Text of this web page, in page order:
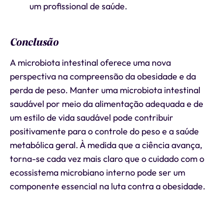
um profissional de saúde.
Conclusão
A microbiota intestinal oferece uma nova
perspectiva na compreensão da obesidade e da
perda de peso. Manter uma microbiota intestinal
saudável por meio da alimentação adequada e de
um estilo de vida saudável pode contribuir
positivamente para o controle do peso e a saúde
metabólica geral. À medida que a ciência avança,
torna-se cada vez mais claro que o cuidado com o
ecossistema microbiano interno pode ser um
componente essencial na luta contra a obesidade.